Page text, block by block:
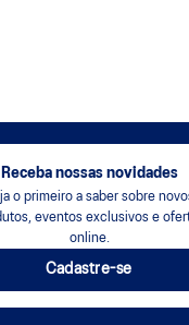
Receba nossas novidades
o primeiro a saber sobre
eventos exclusivos e
online.
Cadastre-se